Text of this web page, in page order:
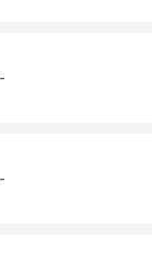
-
-